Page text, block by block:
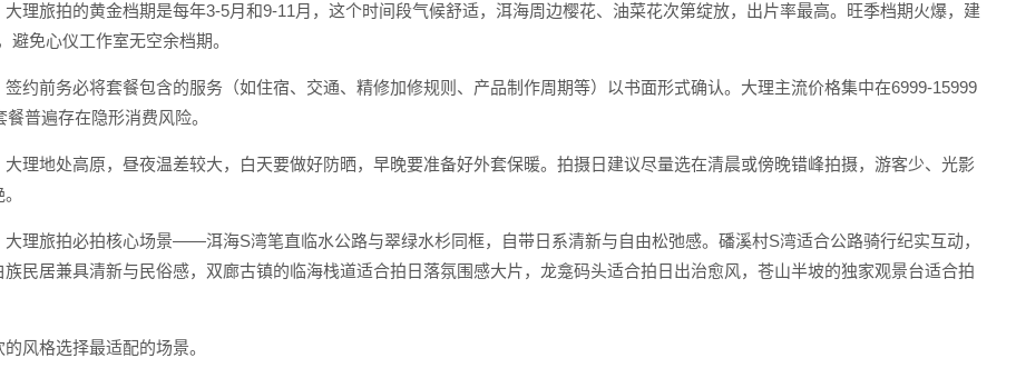
理旅拍的黄金档期是每年3-5月和9-11月，这个时间段气候舒适，洱海周边樱花、油菜花次第绽放，出片率最高。旺季档期火爆，建
避免心仪工作室无空余档期。
签约前务必将套餐包含的服务（如住宿、交通、精修加修规则、产品制作周期等）以书面形式确认。大理主流价格集中在6999-15999
普遍存在隐形消费风险。
理地处高原，昼夜温差较大，白天要做好防晒，早晚要准备好外套保暖。拍摄日建议尽量选在清晨或傍晚错峰拍摄，游客少、光影
大理旅拍必拍核心场景——洱海S湾笔直临水公路与翠绿水杉同框，自带日系清新与自由松弛感。磻溪村S湾适合公路骑行纪实互动，
民居兼具清新与民俗感，双廊古镇的临海栈道适合拍日落氛围感大片，龙龛码头适合拍日出治愈风，苍山半坡的独家观景台适合拍
风格选择最适配的场景。